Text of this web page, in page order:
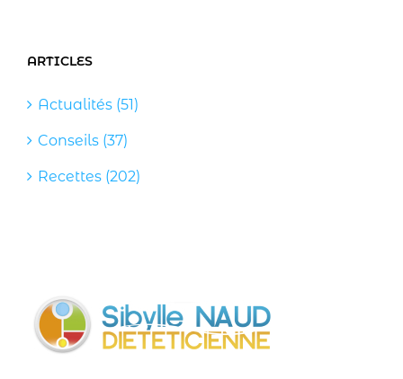
ARTICLES
Actualités (51)
Conseils (37)
Recettes (202)